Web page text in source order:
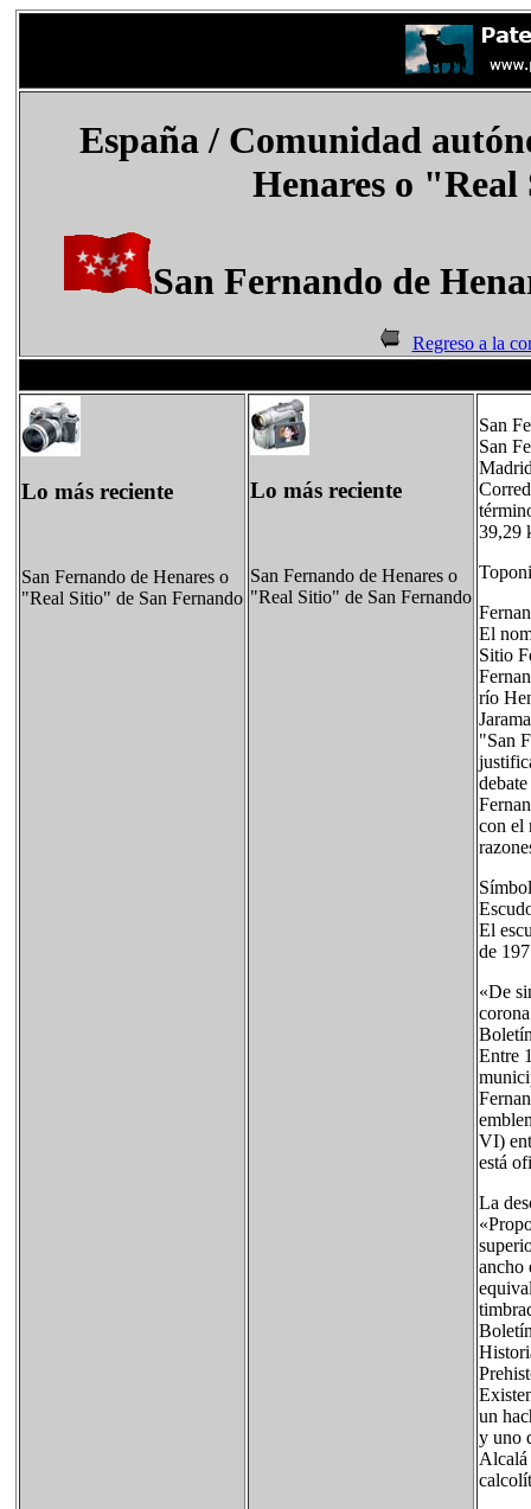
España/ Comunidad
Henares o
San Fernando de
Regreso a la
Lo más reciente
San Fernando de Henares o
"Real Sitio" de San Fernando
Lo más reciente
San Fernando de Henares o
"Real Sitio" de San Fernando
San
San
39,29
El
Sitio
río
"San
con el
El
de
«De
Entre
VI)
está
La
ancho
un
y uno
Alcalá